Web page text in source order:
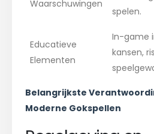
Belangrijkste
Moderne Gokspellen
Waarschuwingen
spelen.
Educatieve
Elementen
In-game
kansen,